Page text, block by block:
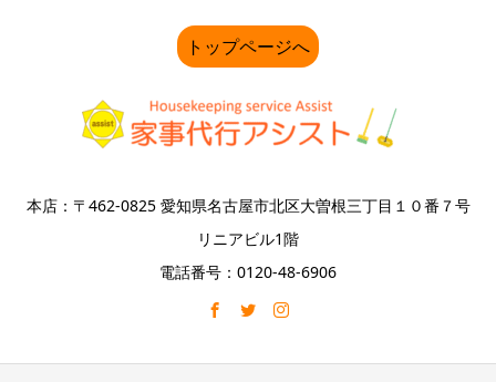
トップページへ
本店：〒462-0825 愛知県名古屋市北区大曽根三丁目１０番７号
リニアビル1階
電話番号：0120-48-6906